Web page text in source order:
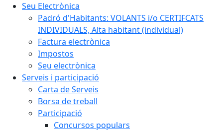
Seu Electrònica
Padró d'Habitants: VOLANTS i/o CERTIFCATS
INDIVIDUALS, Alta habitant (individual)
Factura electrònica
Impostos
Seu electrònica
Serveis i participació
Carta de Serveis
Borsa de treball
Participació
Concursos populars